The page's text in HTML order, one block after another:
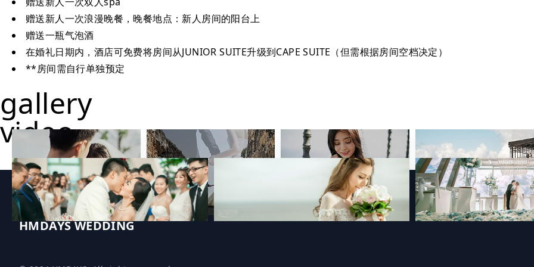
赠送新人一次浪漫晚餐，晚餐地点：新人房间的阳台上
赠送一瓶气泡酒
在婚礼日期内，酒店可免费将房间从JUNIOR SUITE升级到CAPE SUITE（但需根据房间空档决定）
**房间需自行单独预定
gallery
video
HMDAYS WEDDING